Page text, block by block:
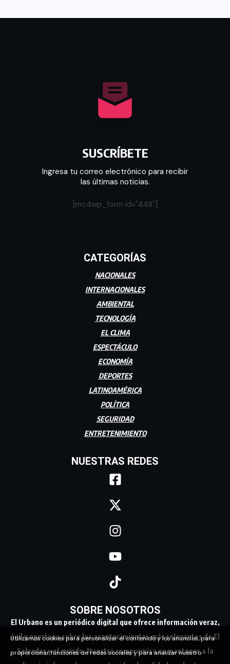
SUSCRÍBETE
Ingresa tu correo electrónico para recibir
las últimas noticias.
[mc4wp_form id="448"]
CATEGORÍAS
NACIONALES
INTERNACIONALES
AMBIENTAL
TECNOLOGÍA
EL CLIMA
ESPECTÁCULO
ECONOMÍA
DEPORTES
LATINOAMÉRICA
POLÍTICA
SEGURIDAD
ENTRETENIMIENTO
NUESTRAS REDES
SOBRE NOSOTROS
El Urbano es un periódico digital que ofrece información veraz,
ágil y oportuna sobre los acontecimientos más relevantes de El
Salvador y el mundo. Nuestro compromiso es mantener a la
Utilizamos cookies para personalizar el contenido y los anuncios, para
proporcionar funciones de redes sociales y para analizar nuestro